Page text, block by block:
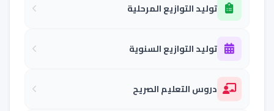
توليد التوازيع المرحلية
توليد التوازيع السنوية
دروس التعليم الصريح